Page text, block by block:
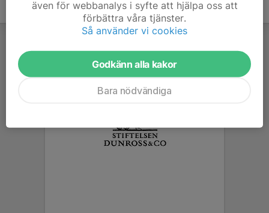
även för webbanalys i syfte att hjälpa oss att
förbättra våra tjänster.
Så använder vi cookies
Godkänn alla kakor
Bara nödvändiga